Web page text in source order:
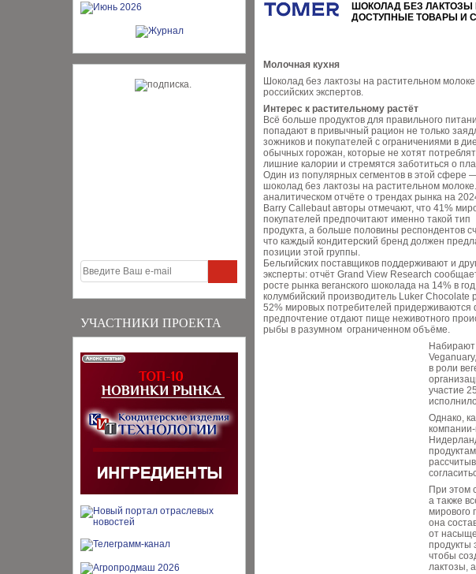
УЧАСТНИКИ ПРОЕКТА
ШОКОЛАД БЕЗ
ДОСТУПНЫЕ ТОВАРЫ И
Молочная кухня
Шоколад без лактозы на растительном
российских экспертов.
Интерес к растительному растёт
Всё больше продуктов для правильного
попадают в привычный рацион не только
зожников и покупателей с ограничениями в
обычных горожан, которые не хотят
лишние калории и стремятся заботиться о
Один из популярных сегментов в этой сфере
шоколад без лактозы на растительном
аналитическом отчёте о трендах рынка на
Barry Callebaut авторы отмечают, что 41%
покупателей предпочитают именно такой тип
продукта, а больше половины респондентов
что каждый кондитерский бренд должен
позиции этой группы.
Бельгийских поставщиков поддерживают и
эксперты: отчёт Grand View Research
росте рынка веганского шоколада на 14% в
колумбийский производитель Luker Chocolate
52% мировых потребителей придерживаются
предпочтение отдают пище неживотного
рыбы в разумном ограниченном объёме.
Набирают
в роли
участие
Однако,
При этом
а также
мирового
она
от
продукты
чтобы
лактозы,